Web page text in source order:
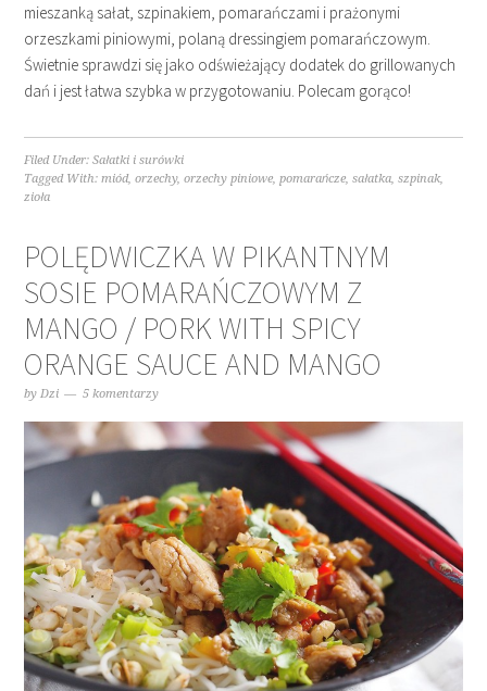
mieszanką sałat, szpinakiem, pomarańczami i prażonymi
orzeszkami piniowymi, polaną dressingiem pomarańczowym.
Świetnie sprawdzi się jako odświeżający dodatek do grillowanych
dań i jest łatwa szybka w przygotowaniu. Polecam gorąco!
Filed Under:Sałatki i surówki
Tagged With:miód,orzechy,orzechy piniowe,pomarańcze,sałatka,szpinak,
zioła
POLĘDWICZKA W PIKANTNYM
SOSIE POMARAŃCZOWYM Z
MANGO / PORK WITH SPICY
ORANGE SAUCE AND MANGO
byDzi 5 komentarzy